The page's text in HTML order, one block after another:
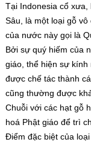
Tại Indonesia cổ
Sâu, là một loại gỗ
của nước này gọi là
Bởi sự quý hiếm của
giáo, thể hiện sự
được chế tác thành
cũng thường được
Chuỗi với các hạt gỗ
hoá Phật giáo để trì
Điểm đặc biệt của